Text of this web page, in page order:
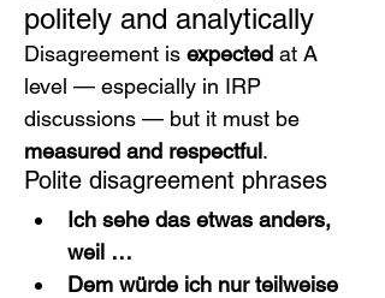
politely and analytically
Disagreement is expected at A
level — especially in IRP
discussions — but it must be
measured and respectful.
Polite disagreement phrases
Ich sehe das etwas anders,
weil …
Dem würde ich nur teilweise